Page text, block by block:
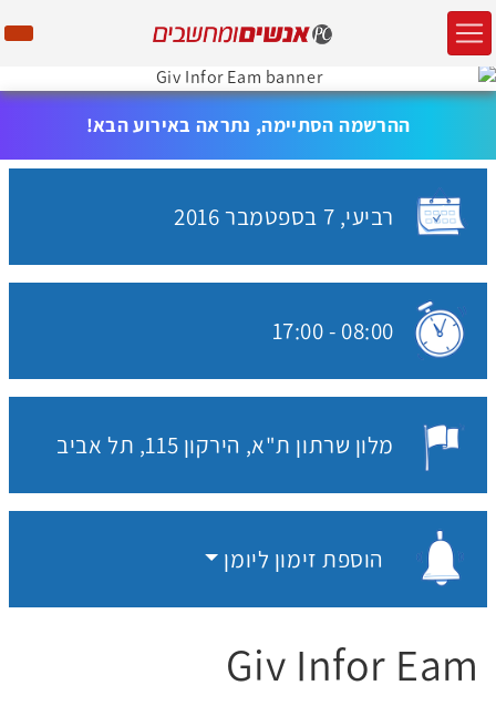
ההרשמה הסתיימה, נתראה באירוע הבא!
האירוע יתקיים בתאריך
רביעי, 7 בספטמבר 2016
שעת התחלת האירוע:
08:00
-
17:00
מקום האירוע:
מלון שרתון ת"א הירקון 115, תל אביב
הוספת זימון ליומן
הוספת זימון ליומן
Giv Infor Eam